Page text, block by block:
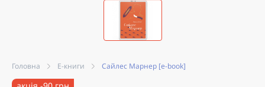
Головна Е-книги Сайлес Марнер [e-book]